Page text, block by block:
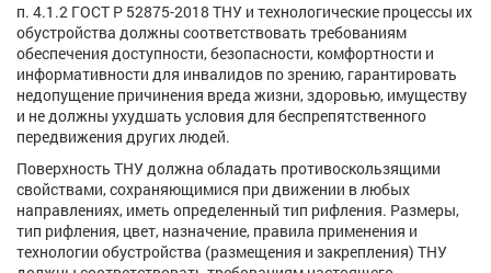
п. 4.1.2 ГОСТ Р 52875-2018 ТНУ и технологические процессы их
обустройства должны соответствовать требованиям
обеспечения доступности, безопасности, комфортности и
информативности для инвалидов по зрению, гарантировать
недопущение причинения вреда жизни, здоровью, имуществу
и не должны ухудшать условия для беспрепятственного
передвижения других людей.
Поверхность ТНУ должна обладать противоскользящими
свойствами, сохраняющимися при движении в любых
направлениях, иметь определенный тип рифления. Размеры,
тип рифления, цвет, назначение, правила применения и
технологии обустройства (размещения и закрепления) ТНУ